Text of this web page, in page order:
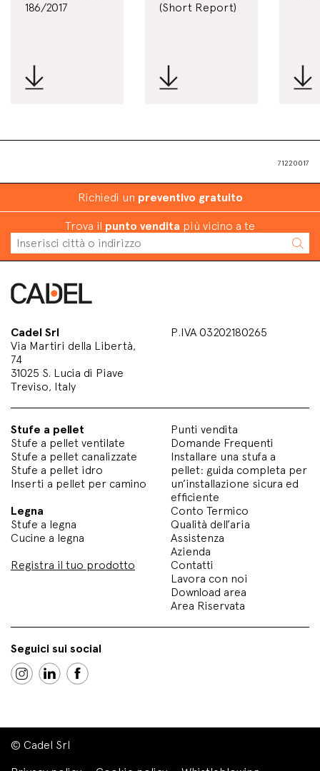
186/2017
(Short Report)
71220017
Richiedi un preventivo gratuito
Trova il punto vendita più vicino a te
Cadel Srl
Via Martiri della Libertà,
74
31025 S. Lucia di Piave
Treviso, Italy
P.IVA 03202180265
Stufe a pellet
Stufe a pellet ventilate
Stufe a pellet canalizzate
Stufe a pellet idro
Inserti a pellet per camino
Legna
Stufe a legna
Cucine a legna
Registra il tuo prodotto
Punti vendita
Domande Frequenti
Installare una stufa a
pellet: guida completa per
un’installazione sicura ed
efficiente
Conto Termico
Qualità dell’aria
Assistenza
Azienda
Contatti
Lavora con noi
Download area
Area Riservata
Seguici sui social
© Cadel Srl